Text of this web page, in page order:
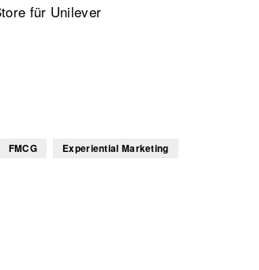
für Unilever
FMCG Experiential Marketing